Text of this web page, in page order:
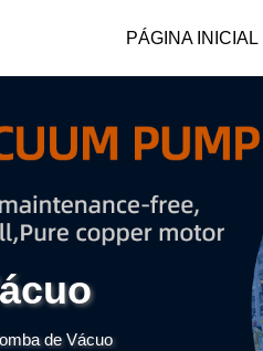
PÁGINA INICIAL
de Vácuo